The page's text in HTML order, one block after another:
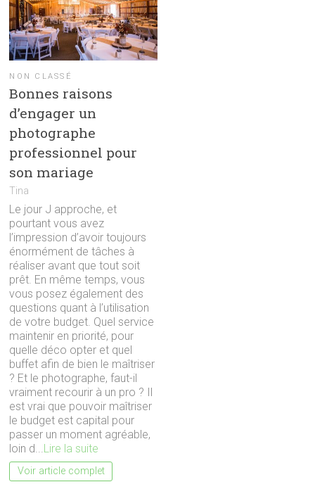
NON CLASSÉ
Bonnes raisons
d’engager un
photographe
professionnel pour
son mariage
Tina
Le jour J approche, et
pourtant vous avez
l’impression d’avoir toujours
énormément de tâches à
réaliser avant que tout soit
prêt. En même temps, vous
vous posez également des
questions quant à l’utilisation
de votre budget. Quel service
maintenir en priorité, pour
quelle déco opter et quel
buffet afin de bien le maîtriser
? Et le photographe, faut-il
vraiment recourir à un pro ? Il
est vrai que pouvoir maîtriser
le budget est capital pour
passer un moment agréable,
loin d...Lire la suite
Voir article complet